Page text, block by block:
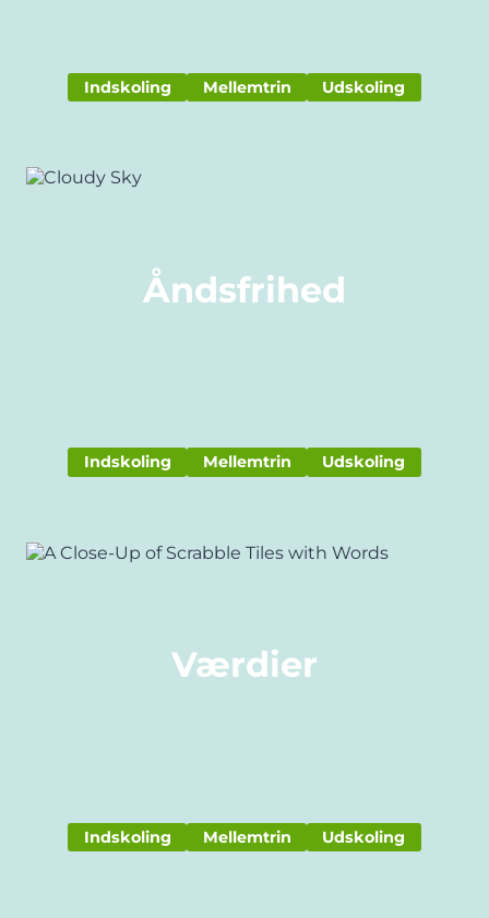
Indskoling Mellemtrin Udskoling
Åndsfrihed
Indskoling Mellemtrin Udskoling
Værdier
Indskoling Mellemtrin Udskoling